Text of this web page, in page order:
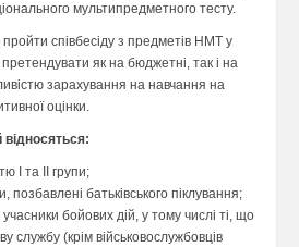
мультипредметного тесту.
пройти співбесіду з предметів НМТ у
претендувати як на бюджетні, так і на
зарахування на навчання на
оцінки.
відносяться:
І та ІІ групи;
позбавлені батьківського піклування;
бойових дій, у тому числі ті, що
службу (крім військовослужбовців